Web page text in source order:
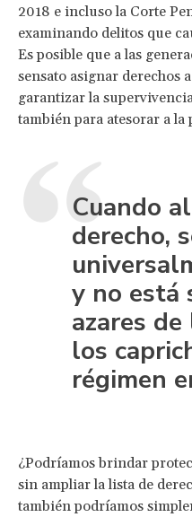
2018 e incluso la Corte
examinando delitos que
Es posible que a las
sensato asignar derechos
garantizar la
también para atesorar a la
Cuando
derecho,
y no está
azares
los
régimen
¿Podríamos brindar
sin ampliar la lista de
también podríamos